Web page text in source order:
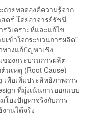
ถ่ายทอดองค์ความรู้จาก
ตร์ โดยอาจารย์รัชนี
วิเคราะห์และแก้ไข
ข้าใจกระบวนการผลิต”
างแก้ปัญหาเชิง
ของกระบวนการผลิต
นเหตุ (Root Cause)
เพื่อเพิ่มประสิทธิภาพการ
ที่มุ่งเน้นการออกแบบ
โยงปัญหาจริงกับการ
านได้จริง